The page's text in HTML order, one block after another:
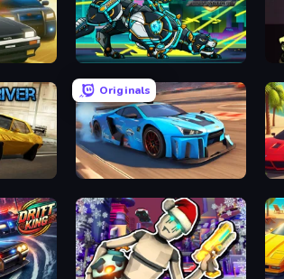
Crazy Chase - Car Chase Simulator Robot Police Iron Panther
Originals
Real Cars in City